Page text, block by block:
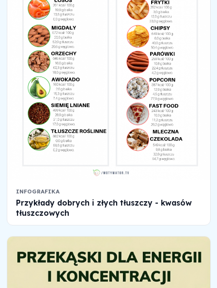
INFOGRAFIKA
Przykłady dobrych i złych tłuszczy - kwasów
tłuszczowych